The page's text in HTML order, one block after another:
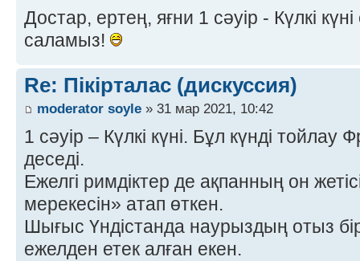
Достар, ертең, яғни 1 сәуір - Күлкі күні
саламыз!
Re: Пікірталас (дискуссия)
moderator soyle » 31 мар 2021, 10:42
1 сәуір – Күлкі күні. Бұл күнді тойлау
деседі.
Ежелгі римдіктер де ақпанның он
мерекесін» атап өткен.
Шығыс Үндістанда наурыздың отыз
ежелден етек алған екен.